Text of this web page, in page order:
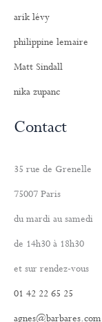
arik lévy
philippine lemaire
Matt Sindall
nika zupanc
Contact
35 rue de Grenelle
75007 Paris
du mardi au samedi
de 14h30 à 18h30
et sur rendez-vous
01 42 22 65 25
agnes@barbares.com